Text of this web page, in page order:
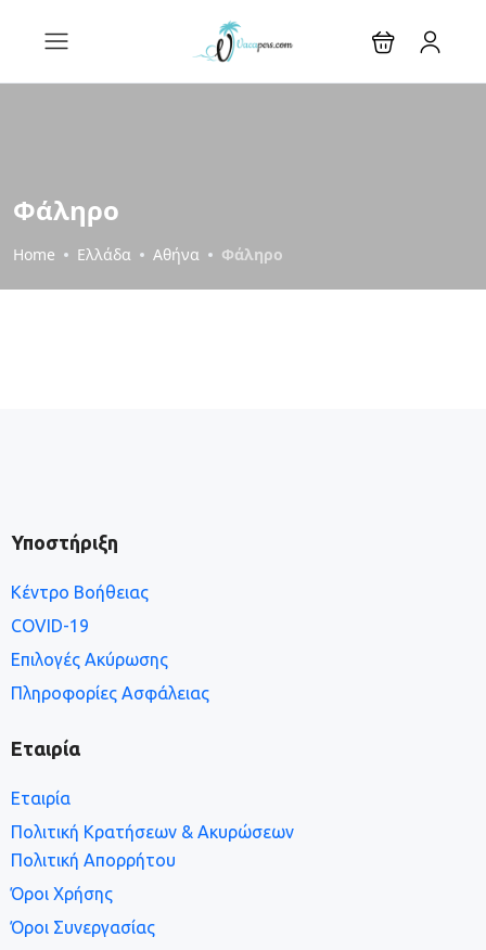
Φάληρο
Home Ελλάδα Αθήνα Φάληρο
Υποστήριξη
Κέντρο Βοήθειας
COVID-19
Επιλογές Ακύρωσης
Πληροφορίες Ασφάλειας
Εταιρία
Εταιρία
Πολιτική Κρατήσεων & Ακυρώσεων
Πολιτική Απορρήτου
Όροι Χρήσης
Όροι Συνεργασίας